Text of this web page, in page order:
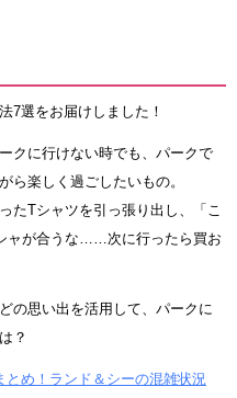
7選をお届けしました！
クに行けない時でも、パークで
ら楽しく過ごしたいもの。
たTシャツを引っ張り出し、「こ
ャが合うな……次に行ったら買お
の思い出を活用して、パークに
？
とめ！ランド＆シーの混雑状況